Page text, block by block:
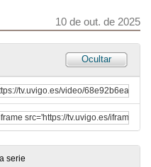
10 de out. de 2025
Ocultar
serie
10 de out. de 2025